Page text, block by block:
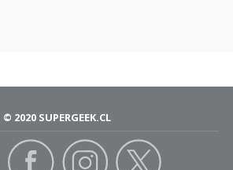
© 2020 SUPERGEEK.CL